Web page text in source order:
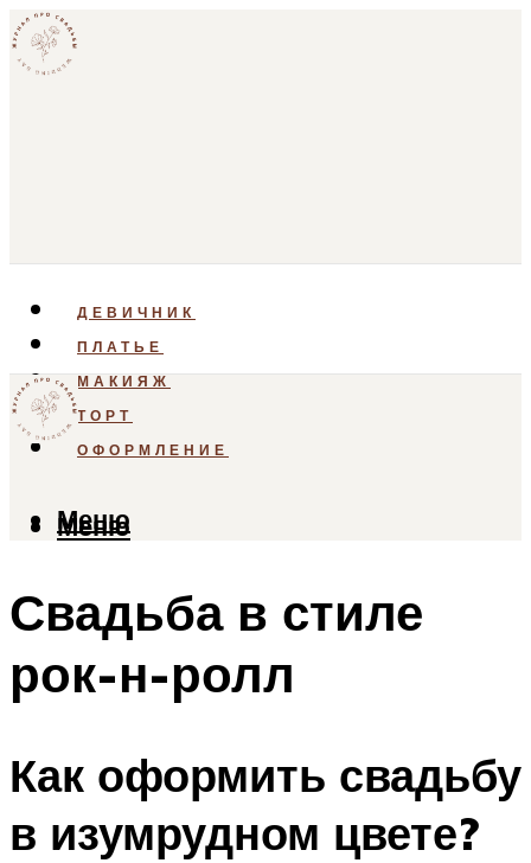
ДЕВИЧНИК
ПЛАТЬЕ
МАКИЯЖ
ТОРТ
ОФОРМЛЕНИЕ
Меню
Меню
Свадьба в стиле
рок-н-ролл
Как оформить свадьбу
в изумрудном цвете?